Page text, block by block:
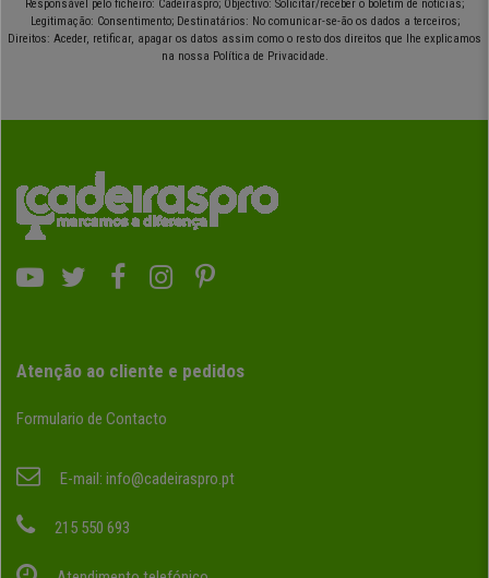
Responsável pelo ficheiro: Cadeiraspro; Objectivo: Solicitar/receber o boletim de notícias;
Legitimação: Consentimento; Destinatários: No comunicar-se-ão os dados a terceiros;
Direitos: Aceder, retificar, apagar os datos assim como o resto dos direitos que lhe explicamos
na nossa Política de Privacidade.
Atenção ao cliente e pedidos
Formulario de Contacto
E-mail: info@cadeiraspro.pt
215 550 693